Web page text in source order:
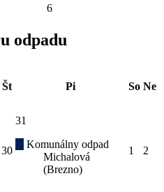
6
odpadu
Št Pi So Ne
30
31
Komunálny odpad
Michalová
(Brezno)
1 2